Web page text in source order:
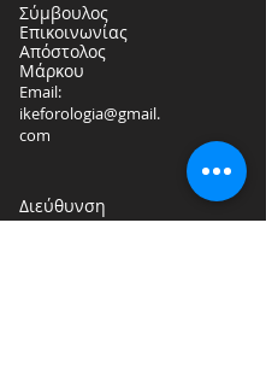
Σύμβουλος
Επικοινωνίας
Απόστολος
Μάρκου
Email:
ikeforologia@gmail.
com
Διεύθυνση
ΦΟΡΟΤΕΧΝΙΚΗ ΛΟΓΙΣΤΙΚΗ